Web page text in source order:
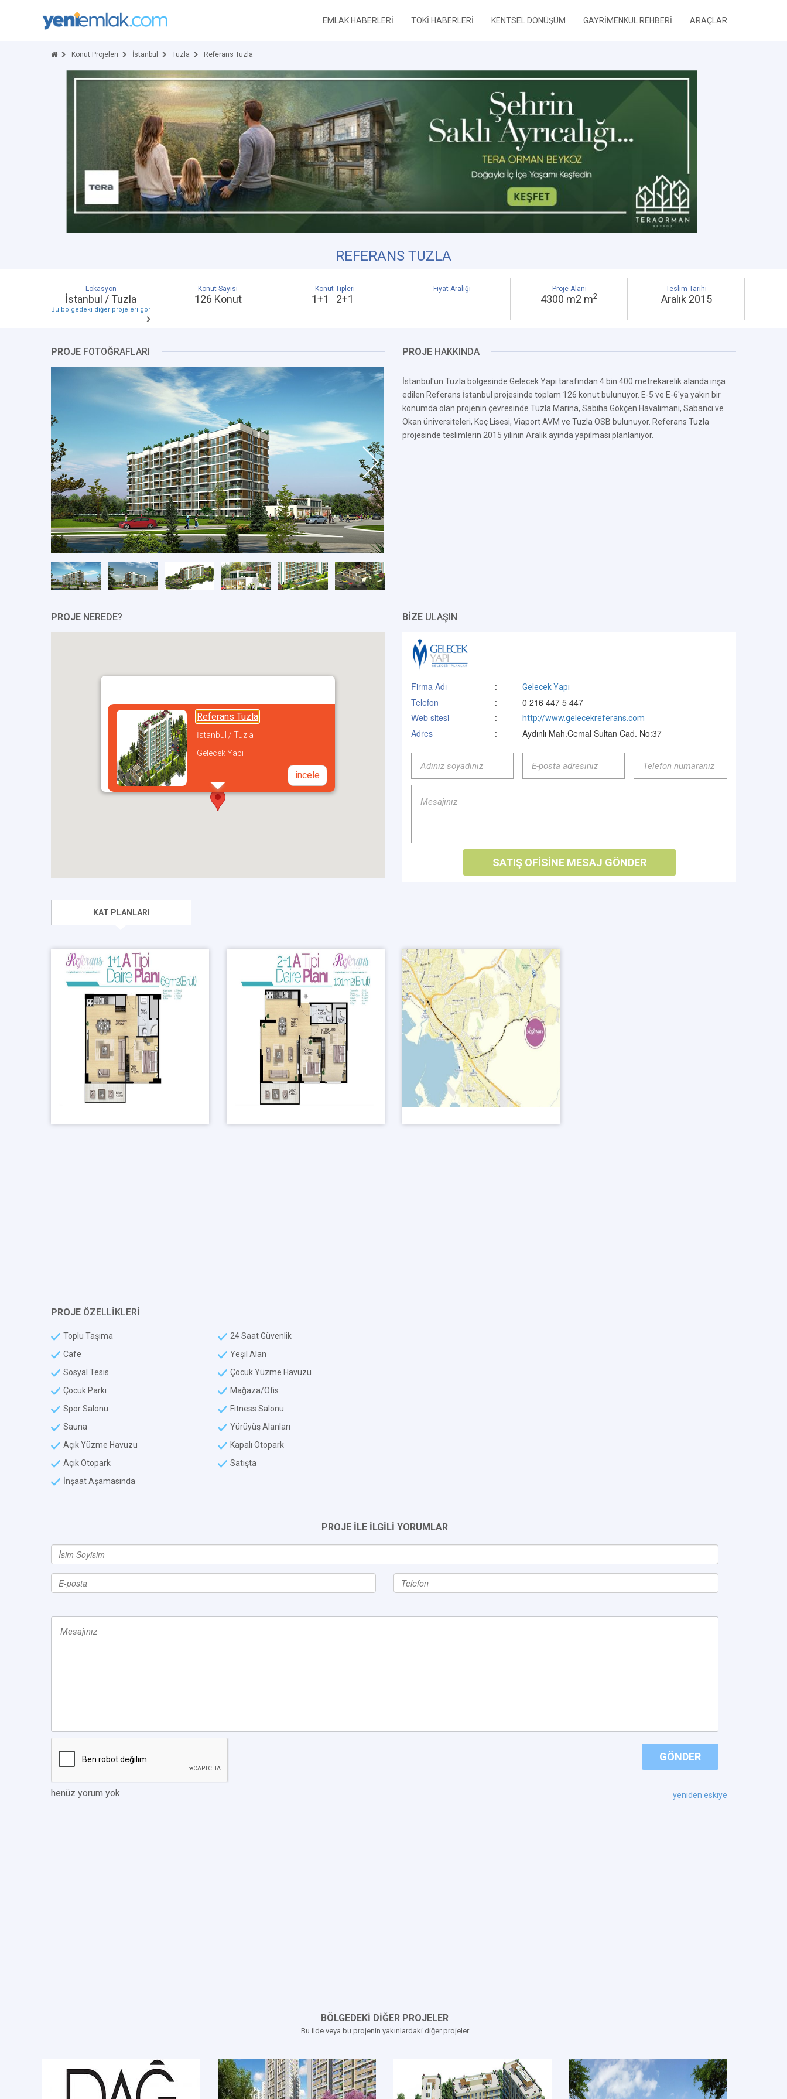
EMLAK HABERLERİ TOKİ HABERLERİ KENTSEL DÖNÜŞÜM GAYRİMENKUL REHBERİ ARAÇLAR
Konut Projeleri İstanbul Tuzla Referans Tuzla
REFERANS TUZLA
Lokasyon
İstanbul / Tuzla
Bu bölgedeki diğer projeleri gör
Konut Sayısı
126 Konut
Konut Tipleri
1+1 2+1
Fiyat Aralığı Proje Alanı
4300 m2 m2
Teslim Tarihi
Aralık 2015
PROJE FOTOĞRAFLARI PROJE HAKKINDA
İstanbul'un Tuzla bölgesinde Gelecek Yapı tarafından 4 bin 400 metrekarelik alanda inşa
edilen Referans İstanbul projesinde toplam 126 konut bulunuyor. E-5 ve E-6'ya yakın bir
konumda olan projenin çevresinde Tuzla Marina, Sabiha Gökçen Havalimanı, Sabancı ve
Okan üniversiteleri, Koç Lisesi, Viaport AVM ve Tuzla OSB bulunuyor. Referans Tuzla
projesinde teslimlerin 2015 yılının Aralık ayında yapılması planlanıyor.
PROJE NEREDE?
Referans Tuzla
İstanbul / Tuzla
Gelecek Yapı
incele
BİZE ULAŞIN
Firma Adı : Gelecek Yapı
Telefon :
0 216 447 5 447
Web sitesi
: http://www.gelecekreferans.com
Adres : Aydınlı Mah.Cemal Sultan Cad. No:37
KAT PLANLARI
PROJE ÖZELLİKLERİ
Toplu Taşıma
24 Saat Güvenlik
Cafe
Yeşil Alan
Sosyal Tesis
Çocuk Yüzme Havuzu
Çocuk Parkı
Mağaza/Ofis
Spor Salonu
Fitness Salonu
Sauna
Yürüyüş Alanları
Açık Yüzme Havuzu
Kapalı Otopark
Açık Otopark
Satışta
İnşaat Aşamasında
PROJE İLE İLGİLİ YORUMLAR
GÖNDER
henüz yorum yok yeniden eskiye
BÖLGEDEKİ DİĞER PROJELER
Bu ilde veya bu projenin yakınlardaki diğer projeler